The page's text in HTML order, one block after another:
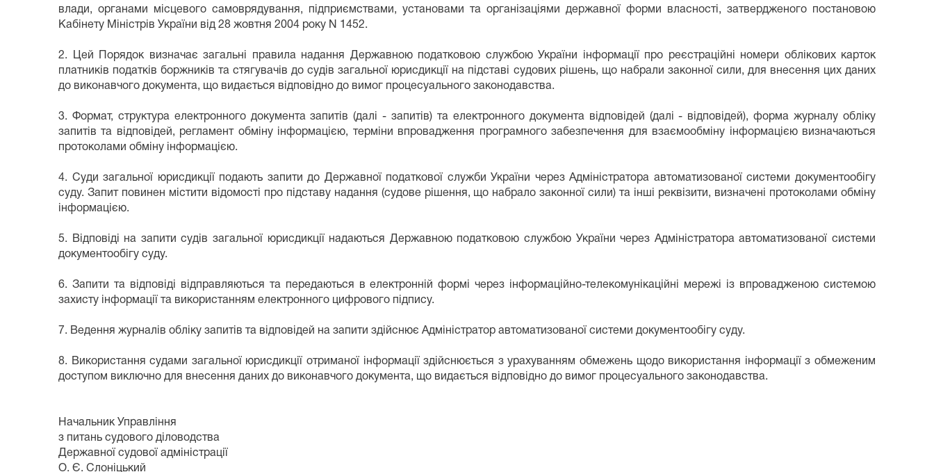
влади, органами місцевого самоврядування, підприємствами, установами та організаціями державної форми власності, затвердженого постановою
Кабінету Міністрів України від 28 жовтня 2004 року N 1452.
2. Цей Порядок визначає загальні правила надання Державною податковою службою України інформації про реєстраційні номери облікових карток
платників податків боржників та стягувачів до судів загальної юрисдикції на підставі судових рішень, що набрали законної сили, для внесення цих даних
до виконавчого документа, що видається відповідно до вимог процесуального законодавства.
3. Формат, структура електронного документа запитів (далі - запитів) та електронного документа відповідей (далі - відповідей), форма журналу обліку
запитів та відповідей, регламент обміну інформацією, терміни впровадження програмного забезпечення для взаємообміну інформацією визначаються
протоколами обміну інформацією.
4. Суди загальної юрисдикції подають запити до Державної податкової служби України через Адміністратора автоматизованої системи документообігу
суду. Запит повинен містити відомості про підставу надання (судове рішення, що набрало законної сили) та інші реквізити, визначені протоколами обміну
інформацією.
5. Відповіді на запити судів загальної юрисдикції надаються Державною податковою службою України через Адміністратора автоматизованої системи
документообігу суду.
6. Запити та відповіді відправляються та передаються в електронній формі через інформаційно-телекомунікаційні мережі із впровадженою системою
захисту інформації та використанням електронного цифрового підпису.
7. Ведення журналів обліку запитів та відповідей на запити здійснює Адміністратор автоматизованої системи документообігу суду.
8. Використання судами загальної юрисдикції отриманої інформації здійснюється з урахуванням обмежень щодо використання інформації з обмеженим
доступом виключно для внесення даних до виконавчого документа, що видається відповідно до вимог процесуального законодавства.
Начальник Управління
з питань судового діловодства
Державної судової адміністрації
О. Є. Слоніцький